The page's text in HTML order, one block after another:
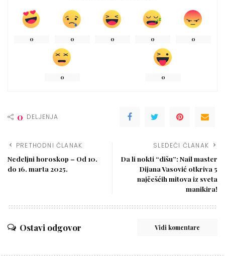
0 0 0 0 0
0 0
0 DELJENJA
PRETHODNI ČLANAK
Nedeljni horoskop – Od 10.
do 16. marta 2025.
SLEDEĆI ČLANAK
Da li nokti “dišu”: Nail master
Dijana Vasović otkriva 5
najčešćih mitova iz sveta
manikira!
Ostavi odgovor Vidi komentare